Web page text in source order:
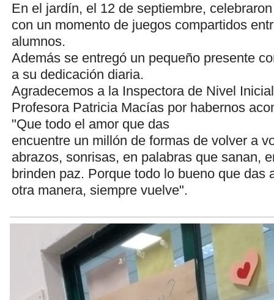
En el jardín, el 12 de septiembre,
con un momento de juegos compartidos
alumnos.
Además se entregó un pequeño presente
a su dedicación diaria.
Agradecemos a la Inspectora de Nivel
Profesora Patricia Macías por habernos
"Que todo el amor que das
encuentre un millón de formas de volver a
abrazos, sonrisas, en palabras que sanan,
brinden paz. Porque todo lo bueno que das
otra manera, siempre vuelve".